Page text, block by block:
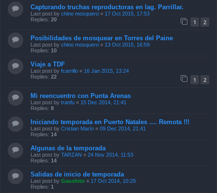
Capturando truchas reproductoras en lag. Parrillar.
Last post by chino mosquero « 17 Oct 2015, 17:53
Replies: 20 1 2
Posibilidades de mosquear en Torres del Paine
Last post by chino mosquero « 13 Oct 2015, 16:59
Replies: 10
Viaje a TDF
Last post by fcarrillo « 16 Jan 2015, 13:24
Replies: 22 1 2
Mi reencuentro con Punta Arenas
Last post by tranfu « 15 Dec 2014, 21:41
Replies: 8
Iniciando temporada en Puerto Natales .... Remota !!!
Last post by Cristian Marín « 09 Dec 2014, 21:41
Replies: 14
Algunas de la temporada
Last post by TARZAN « 24 Nov 2014, 11:53
Replies: 14
Salidas de inicio de temporada
Last post by Gaushito « 17 Oct 2014, 10:29
Replies: 1